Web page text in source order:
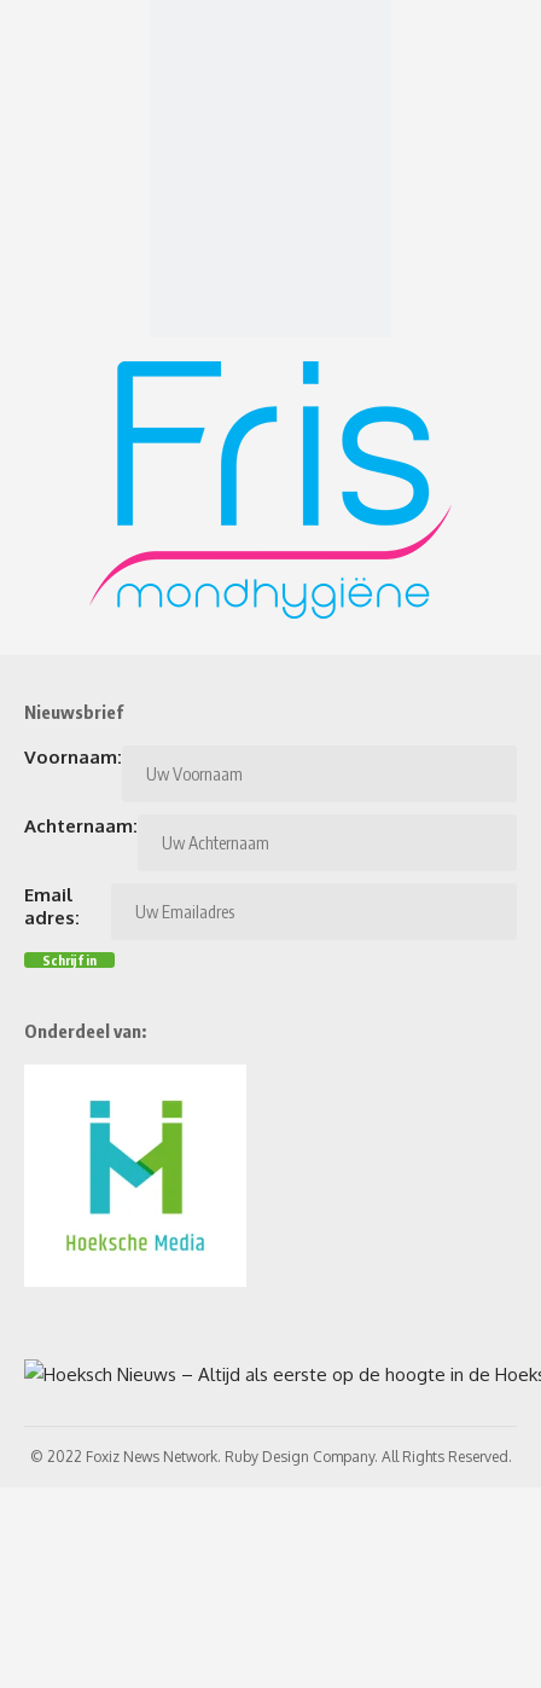
Nieuwsbrief
Voornaam:
Achternaam:
Email
adres:
Onderdeel van:
© 2022 Foxiz News Network. Ruby Design Company. All Rights Reserved.